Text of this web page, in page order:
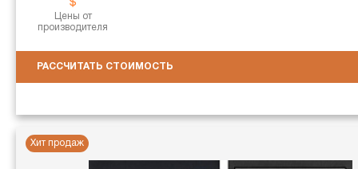
Цены от
производителя
РАССЧИТАТЬ СТОИМОСТЬ
Хит продаж